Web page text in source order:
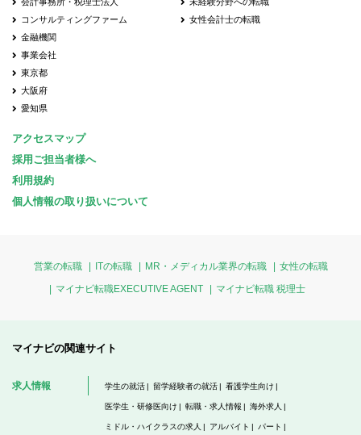
コンサルティングファーム
金融機関
事業会社
東京都
大阪府
愛知県
女性会計士の転職
アクセスマップ
採用ご担当者様へ
利用規約
個人情報の取り扱いについて
営業の転職 ITの転職 MR・メディカル業界の転職
女性の転職
マイナビ転職EXECUTIVE AGENT
マイナビ転職 税理士
マイナビの関連サイト
求人情報 学生の就活 留学経験者の就活 看護学生向け
医学生・研修医向け 転職・求人情報 海外求人
ミドル・ハイクラスの求人 アルバイト パート